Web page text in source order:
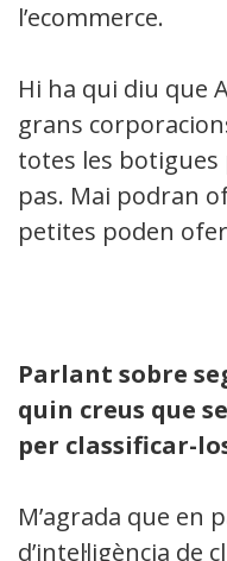
l’ecommerce.
Hi ha qui diu que
grans
totes les botigues
pas. Mai podran
petites poden
Parlant sobre
quin creus que
per classificar-
M’agrada que en
d’intel·ligència de